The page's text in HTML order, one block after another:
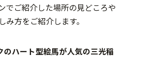
でご紹介した場所の見どころや
み方をご紹介します。
のハート型絵馬が人気の三光稲